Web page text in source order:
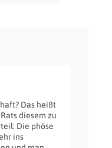
Das heißt
diesem zu
Die phöse
ins